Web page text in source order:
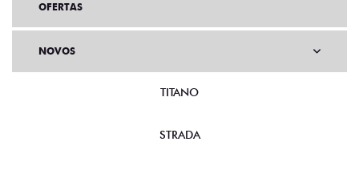
OFERTAS
NOVOS
TITANO
STRADA